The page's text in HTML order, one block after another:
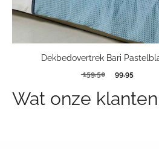
Dekbedovertrek Bari
159,50
was:
159,50.
99,95Huidige
is:
99,95.
Wat onze